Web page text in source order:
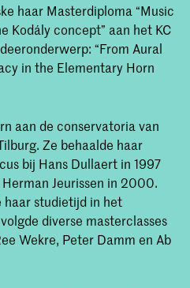
haar Masterdiploma “Music
Kodály concept” aan het KC
“From Aural
in the Elementary Horn
aan de conservatoria van
Ze behaalde haar
bij Hans Dullaert in 1997
Jeurissen in 2000.
haar studietijd in het
diverse masterclasses
Wekre, Peter Damm en Ab